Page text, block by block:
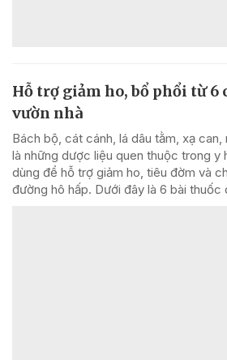
Hỗ trợ giảm ho, bổ phổi từ 6
vườn nhà
Bách bộ, cát cánh, lá dâu tằm, xạ
là những dược liệu quen thuộc trong
dùng để hỗ trợ giảm ho, tiêu đờm và
đường hô hấp. Dưới đây là 6 bài thuốc